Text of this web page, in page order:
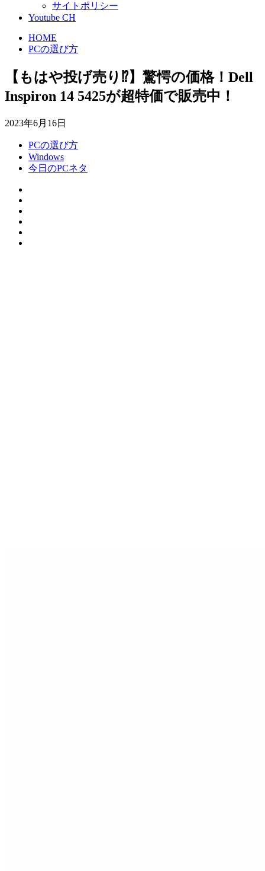
サイトポリシー
Youtube CH
HOME
PCの選び方
【もはや投げ売り⁉】驚愕の価格！Dell
Inspiron 14 5425が超特価で販売中！
2023年6月16日
PCの選び方
Windows
今日のPCネタ